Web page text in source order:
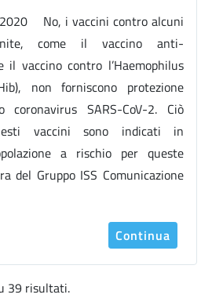
2020 No, i vaccini contro alcuni
come il vaccino anti-
il vaccino contro l’Haemophilus
non forniscono protezione
SARS-CoV-2. Ciò
vaccini sono indicati in
a rischio per queste
del Gruppo ISS Comunicazione
Continua
39 risultati.